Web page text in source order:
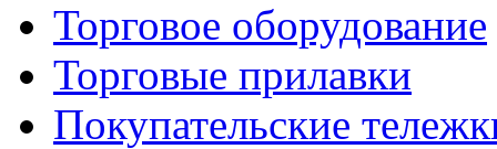
Торговое оборудование
Торговые прилавки
Покупательские